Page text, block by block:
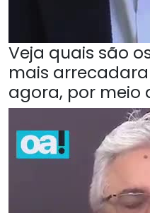
Veja quais são
mais
agora, por meio